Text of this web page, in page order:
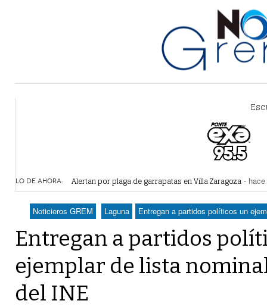
LO DE AHORA: Alertan por plaga de garrapatas en Villa Zaragoza -
Reiteran estrategia para combate a la extorsión en
Por falta de agua, vecinos de Villa Zaragoza bloquearon
Plantean fideicomiso federal para operar Agua
Detienen a juez del Tribunal Superior de Justicia de
Noticieros GREM Laguna Entregan a partidos políticos un
Entregan a partidos
ejemplar de lista
del INE